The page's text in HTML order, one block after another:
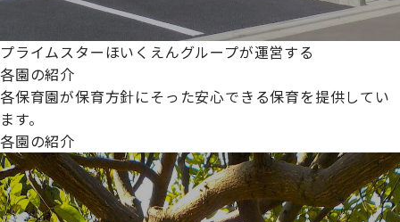
プライムスターほいくえんグループが運営する
各園の紹介
各保育園が保育方針にそった安心できる保育を提供してい
ます。
各園の紹介